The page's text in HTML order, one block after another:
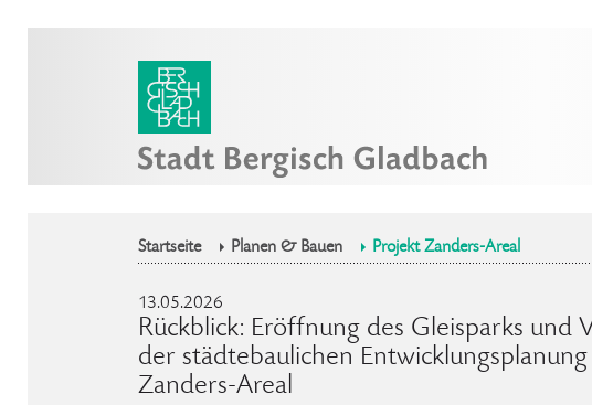
Startseite Planen & Bauen Projekt Zanders-Areal
13.05.2026
Rückblick: Eröffnung des Gleisparks und
der städtebaulichen
Zanders-Areal